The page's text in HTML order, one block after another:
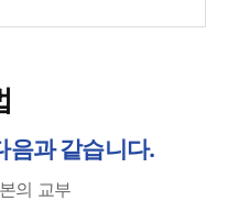
음과 같습니다.
의 교부